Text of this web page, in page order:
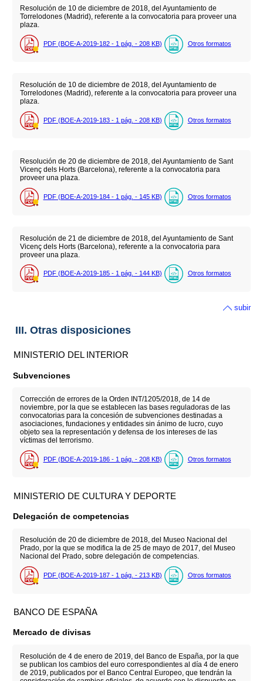
Resolución de 10 de diciembre de 2018, del Ayuntamiento de
Torrelodones (Madrid), referente a la convocatoria para proveer una
plaza.
PDF (BOE-A-2019-182 - 1 pág. - 208 KB) Otros formatos
Resolución de 10 de diciembre de 2018, del Ayuntamiento de
Torrelodones (Madrid), referente a la convocatoria para proveer una
plaza.
PDF (BOE-A-2019-183 - 1 pág. - 208 KB) Otros formatos
Resolución de 20 de diciembre de 2018, del Ayuntamiento de Sant
Vicenç dels Horts (Barcelona), referente a la convocatoria para
proveer una plaza.
PDF (BOE-A-2019-184 - 1 pág. - 145 KB) Otros formatos
Resolución de 21 de diciembre de 2018, del Ayuntamiento de Sant
Vicenç dels Horts (Barcelona), referente a la convocatoria para
proveer una plaza.
PDF (BOE-A-2019-185 - 1 pág. - 144 KB) Otros formatos
subir
III. Otras disposiciones
MINISTERIO DEL INTERIOR
Subvenciones
Corrección de errores de la Orden INT/1205/2018, de 14 de
noviembre, por la que se establecen las bases reguladoras de las
convocatorias para la concesión de subvenciones destinadas a
asociaciones, fundaciones y entidades sin ánimo de lucro, cuyo
objeto sea la representación y defensa de los intereses de las
víctimas del terrorismo.
PDF (BOE-A-2019-186 - 1 pág. - 208 KB) Otros formatos
MINISTERIO DE CULTURA Y DEPORTE
Delegación de competencias
Resolución de 20 de diciembre de 2018, del Museo Nacional del
Prado, por la que se modifica la de 25 de mayo de 2017, del Museo
Nacional del Prado, sobre delegación de competencias.
PDF (BOE-A-2019-187 - 1 pág. - 213 KB) Otros formatos
BANCO DE ESPAÑA
Mercado de divisas
Resolución de 4 de enero de 2019, del Banco de España, por la que
se publican los cambios del euro correspondientes al día 4 de enero
de 2019, publicados por el Banco Central Europeo, que tendrán la